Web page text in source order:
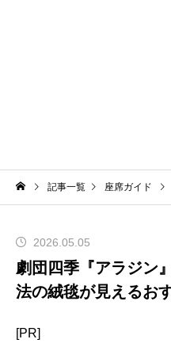
記事一覧 座席ガイド
2026.05.05
劇団四季『アラジン
法の絨毯が見えるお
[PR]